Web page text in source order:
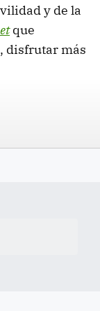
y de la
que
disfrutar más